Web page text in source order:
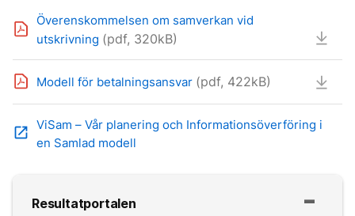
Överenskommelsen om samverkan vid
utskrivning (pdf, 320kB)
Modell för betalningsansvar (pdf, 422kB)
open_in_new ViSam – Vår planering och Informationsöverföring i
en Samlad modell
Resultatportalen